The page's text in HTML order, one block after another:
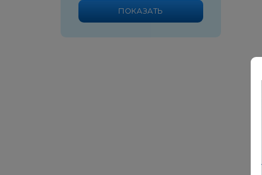
ПОКАЗАТЬ